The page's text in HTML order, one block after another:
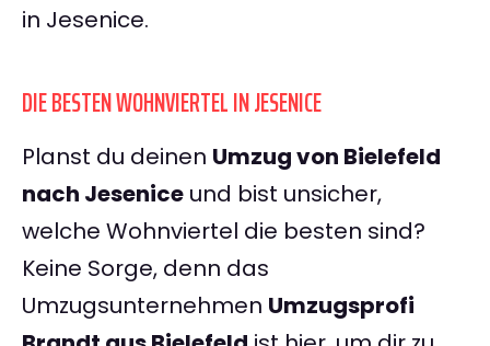
in Jesenice.
DIE BESTEN WOHNVIERTEL IN JESENICE
Planst du deinen Umzug von Bielefeld
nach Jesenice und bist unsicher,
welche Wohnviertel die besten sind?
Keine Sorge, denn das
Umzugsunternehmen Umzugsprofi